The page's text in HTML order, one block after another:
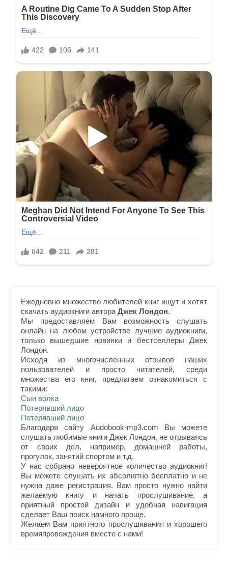
Ежедневно множество любителей книг ищут и хотят
скачать аудиокниги автора Джек Лондон.
Мы предоставляем Вам возможность слушать
онлайн на любом устройстве лучшие аудиокниги,
только вышедшие новинки и бестселлеры Джек
Лондон.
Исходя из многочисленных отзывов наших
пользователей и просто читателей, среди
множества его книг, предлагаем ознакомиться с
такими:
Сын волка
Потерявший лицо
Потерявший лицо
Благодаря сайту Audobook-mp3.com Вы можете
слушать любимые книги Джек Лондон, не отрываясь
от своих дел, например, домашней работы,
прогулок, занятий спортом и т.д.
У нас собрано невероятное количество аудиокниг!
Вы можете слушать их абсолютно бесплатно и не
нужна даже регистрация. Вам просто нужно найти
желаемую книгу и начать прослушивание, а
приятный простой дизайн и удобная навигация
сделает Ваш поиск намного проще.
Желаем Вам приятного прослушивания и хорошего
времяпровождения вместе с нами!